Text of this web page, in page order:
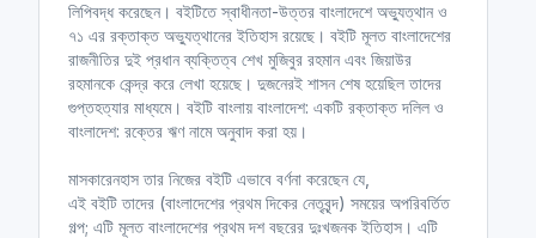
লিপিবদ্ধ করেছেন। বইটিতে স্বাধীনতা-উত্তর বাংলাদেশে অভ্যুত্থান ও
৭১ এর রক্তাক্ত অভ্যুত্থানের ইতিহাস রয়েছে। বইটি মূলত বাংলাদেশের
রাজনীতির দুই প্রধান ব্যক্তিত্ব শেখ মুজিবুর রহমান এবং জিয়াউর
রহমানকে কেন্দ্র করে লেখা হয়েছে। দুজনেরই শাসন শেষ হয়েছিল তাদের
গুপ্তহত্যার মাধ্যমে। বইটি বাংলায় বাংলাদেশ: একটি রক্তাক্ত দলিল ও
বাংলাদেশ: রক্তের ঋণ নামে অনুবাদ করা হয়।
মাসকারেনহাস তার নিজের বইটি এভাবে বর্ণনা করেছেন যে,
এই বইটি তাদের (বাংলাদেশের প্রথম দিকের নেতৃবৃন্দ) সময়ের অপরিবর্তিত
গল্প; এটি মূলত বাংলাদেশের প্রথম দশ বছরের দুঃখজনক ইতিহাস। এটি